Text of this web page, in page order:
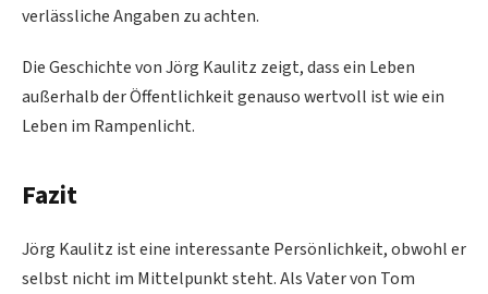
verlässliche Angaben zu achten.
Die Geschichte von Jörg Kaulitz zeigt, dass ein Leben
außerhalb der Öffentlichkeit genauso wertvoll ist wie ein
Leben im Rampenlicht.
Fazit
Jörg Kaulitz ist eine interessante Persönlichkeit, obwohl er
selbst nicht im Mittelpunkt steht. Als Vater von Tom